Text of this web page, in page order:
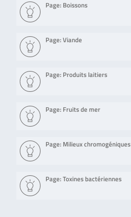
Page: Boissons
Page: Viande
Page: Produits laitiers
Page: Fruits de mer
Page: Milieux chromogéniques
Page: Toxines bactériennes